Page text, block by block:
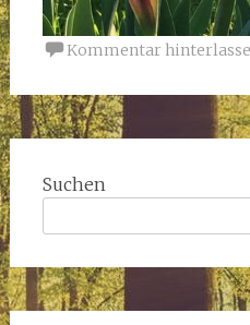
Kommentar
Suchen